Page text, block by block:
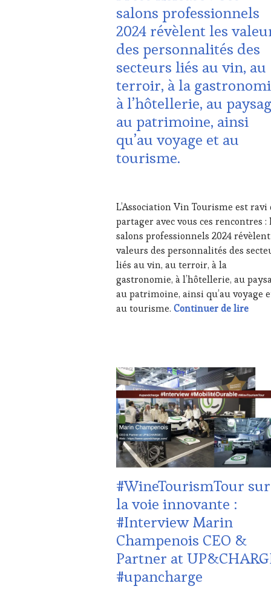
CORSICA,
CULTURAL
GUEST ,
DOMAINE
VITICOLE,
ADHÉRENT,
VIN
TOURISME,
EDITION
LES
CLÉS
DU
VIN
ET
GASTRONOMIE
FRANÇAISE,
FAMOUS
HOST
GUEST,
INVITATIONS
&
DÉGUSTATIONS,
WINE
MASTERCLASS,
MÉDIAS,
PRESSE
ÉCRITE,
RADIO,
TV,
WEB,
OENOTOURISME
PALETTE,
VIN
TOURISME
PRODUCTEURS
TERROIR,
PROVENCE
RESTAURATEUR,
CHEF,
CUISINIER,
ŒNOLOGUE,
salons professionnels
2024 révèlent les
des personnalités des
secteurs liés au vin, au
terroir, à la
à l’hôtellerie, au
au patrimoine, ainsi
qu’au voyage et au
tourisme.
2025
L’Association Vin Tourisme est ravi
partager avec vous ces rencontres :
salons professionnels 2024
valeurs des personnalités des
liés au vin, au terroir, à la
gastronomie, à l’hôtellerie, au
au patrimoine, ainsi qu’au voyage
au tourisme. Continuer de lire
CLUB
:
WINE
TASTING
VOUCHER,
DOMAINE
VITICOLE,
ADHÉRENT,
VIN
TOURISME,
EDITION
LES
CLÉS
DU
VIN
ET
DE
LA
#WineTourismTour sur
la voie innovante :
#Interview Marin
Champenois CEO &
Partner at
#upancharge